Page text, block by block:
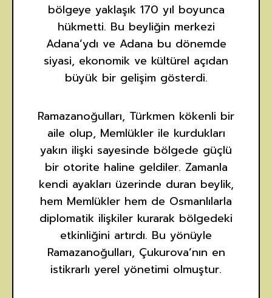
bölgeye yaklaşık 170 yıl boyunca
hükmetti. Bu beyliğin merkezi
Adana’ydı ve Adana bu dönemde
siyasi, ekonomik ve kültürel açıdan
büyük bir gelişim gösterdi.
Ramazanoğulları, Türkmen kökenli bir
aile olup, Memlükler ile kurdukları
yakın ilişki sayesinde bölgede güçlü
bir otorite haline geldiler. Zamanla
kendi ayakları üzerinde duran beylik,
hem Memlükler hem de Osmanlılarla
diplomatik ilişkiler kurarak bölgedeki
etkinliğini artırdı. Bu yönüyle
Ramazanoğulları, Çukurova’nın en
istikrarlı yerel yönetimi olmuştur.